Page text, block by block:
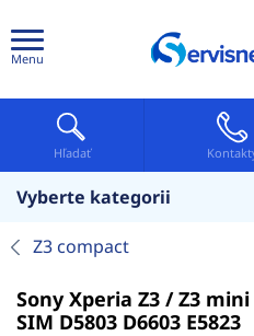
Menu
Hľadať
Vyberte kategorii
Z3 compact
Sony Xperia Z3 / Z3
SIM D5803 D6603 E5823